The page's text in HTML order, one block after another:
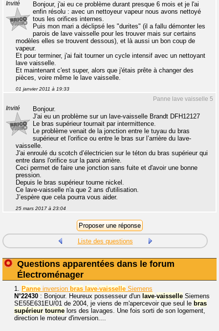
Invité
Bonjour, j'ai eu ce problème durant presque 6 mois et je l'ai
enfin résolu : avec un nettoyeur vapeur nous avons nettoyé
tous les orifices internes.
Puis mon mari a déclipsé les "durites" (il a fallu démonter les
parois de lave vaisselle pour les trouver mais sur certains
modèles elles se trouvent dessous), et là aussi un bon coup de
vapeur.
Et pour terminer, j'ai fait tourner un cycle intensif avec un nettoyant
lave vaisselle.
Et maintenant c'est super, alors que j'étais prête à changer des
pièces, voire même le lave vaisselle.
01 janvier 2011 à 19:33
Panne lave vaisselle 5
Invité
Bonjour.
J'ai eu un problème sur un lave-vaisselle Brandt DFH12127
Le bras supérieur tournait par intermittence.
Le problème venait de la jonction entre le tuyau du bras
supérieur et l'orifice ou entre le bras sur l’arrière du lave-
vaisselle.
J'ai enroulé du scotch d’électricien sur le téton du bras supérieur qui
entre dans l'orifice sur la paroi arrière.
Ceci permet de faire une jonction sans fuite et d'avoir une bonne
pression.
Depuis le bras supérieur tourne nickel.
Ce lave-vaisselle n'a que 2 ans d'utilisation.
J’espère que cela pourra vous aider.
25 mars 2017 à 23:04
Liste des questions
Questions apparentées dans le forum
Électroménager
1. Panne inversion bras lave-vaisselle Siemens
N°22430 : Bonjour. Heureux possesseur d'un lave-vaisselle Siemens
SE55E631EU/01 de 2004, je viens de m'apercevoir que seul le bras
supérieur tourne lors des lavages. Une fois sorti de son logement,
direction le moteur d'inversion....